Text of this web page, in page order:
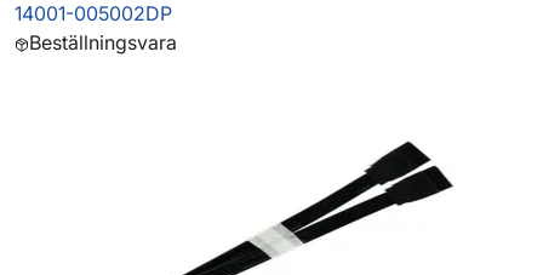
14001-005002DP
Beställningsvara